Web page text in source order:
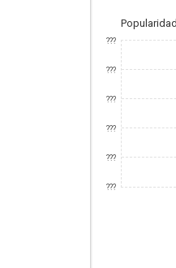
Popularidad
???
???
???
???
???
???